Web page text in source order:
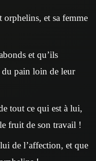
orphelins, et sa femme
et qu’ils
du pain loin de leur
tout ce qui est à lui,
fruit de son travail !
de l’affection, et que